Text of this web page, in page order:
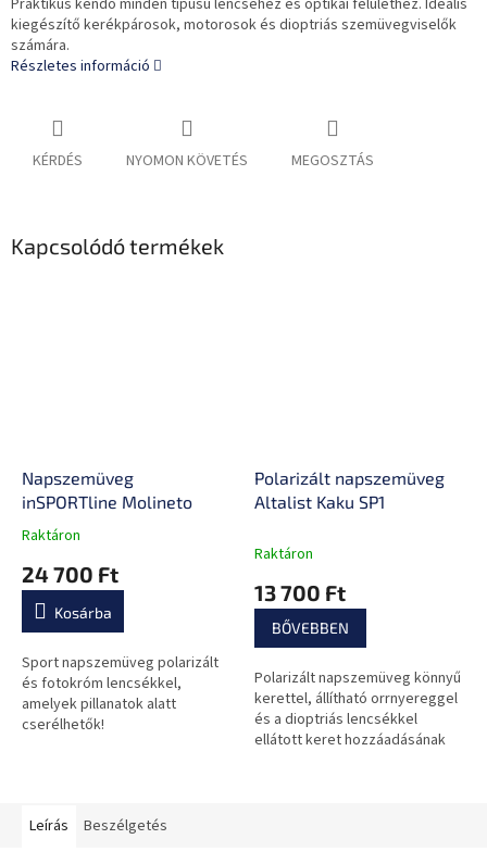
Praktikus kendő minden típusú lencséhez és optikai felülethez. Ideális
kiegészítő kerékpárosok, motorosok és dioptriás szemüvegviselők
számára.
Részletes információ
KÉRDÉS NYOMON KÖVETÉS MEGOSZTÁS
Kapcsolódó termékek
Napszemüveg
inSPORTline Molineto
A
átlagos
értékelése
0,0
csillag.
Raktáron
24 700 Ft
Kosárba
Sport napszemüveg polarizált
és fotokróm lencsékkel,
amelyek pillanatok alatt
cserélhetők!
Polarizált napszemüveg
Altalist Kaku SP1
Raktáron
13 700 Ft
BŐVEBBEN
Polarizált napszemüveg könnyű
kerettel, állítható orrnyereggel
és a dioptriás lencsékkel
ellátott keret hozzáadásának
Leírás Beszélgetés